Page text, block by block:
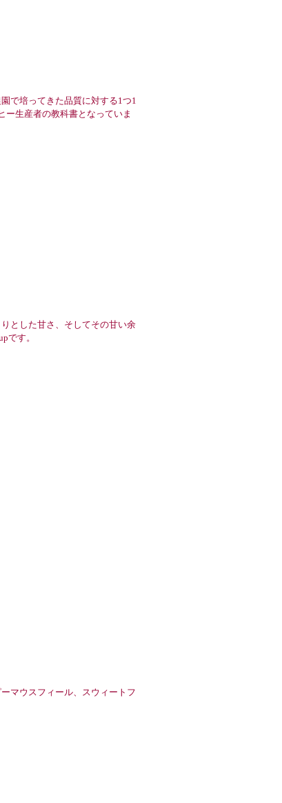
で培ってきた品質に対する1つ1
ー生産者の教科書となっていま
とした甘さ、そしてその甘い余
です。
マウスフィール、スウィートフ